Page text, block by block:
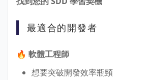
最適合的開發者
🔥 軟體工程師
想要突破開發效率瓶頸